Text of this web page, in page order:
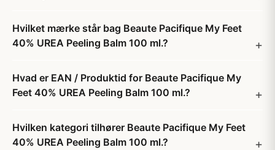
Hvilket mærke står bag Beaute Pacifique My Feet
40% UREA Peeling Balm 100 ml.?
Hvad er EAN / Produktid for Beaute Pacifique My
Feet 40% UREA Peeling Balm 100 ml.?
Hvilken kategori tilhører Beaute Pacifique My Feet
40% UREA Peeling Balm 100 ml.?